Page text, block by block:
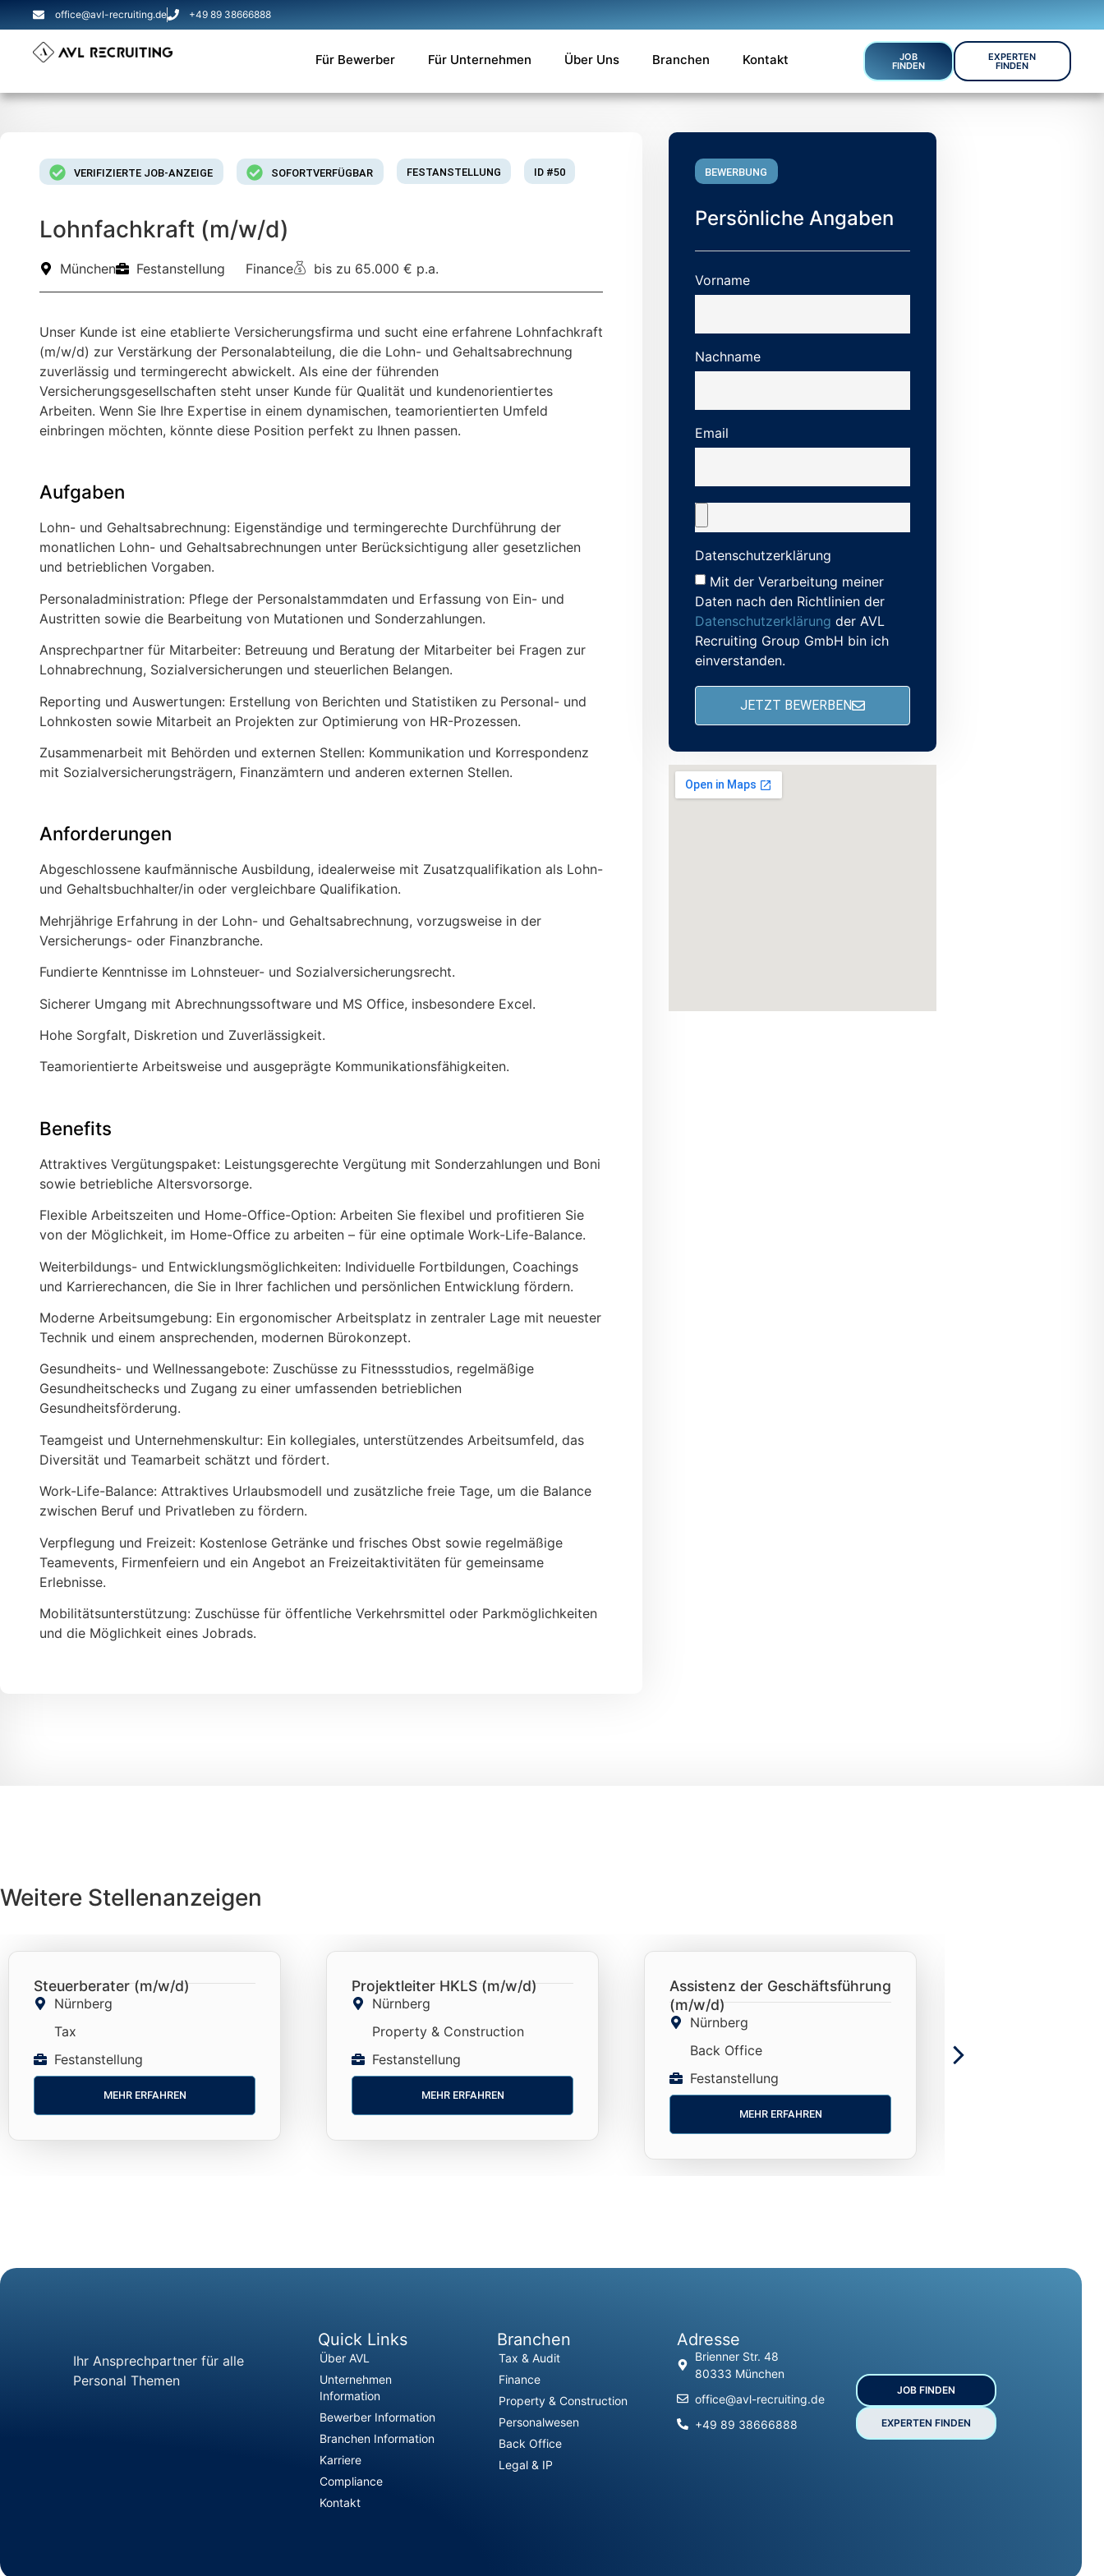
office@avl-recruiting.de +49 89 38666888
Für Bewerber Für Unternehmen Über Uns Branchen Kontakt JOB
FINDEN
EXPERTEN
FINDEN
VERIFIZIERTE JOB-ANZEIGE SOFORTVERFÜGBAR FESTANSTELLUNG ID #50
Lohnfachkraft (m/w/d)
München Festanstellung Finance bis zu 65.000 € p.a.
Unser Kunde ist eine etablierte Versicherungsfirma und sucht eine erfahrene Lohnfachkraft
(m/w/d) zur Verstärkung der Personalabteilung, die die Lohn- und Gehaltsabrechnung
zuverlässig und termingerecht abwickelt. Als eine der führenden
Versicherungsgesellschaften steht unser Kunde für Qualität und kundenorientiertes
Arbeiten. Wenn Sie Ihre Expertise in einem dynamischen, teamorientierten Umfeld
einbringen möchten, könnte diese Position perfekt zu Ihnen passen.
Aufgaben
Lohn- und Gehaltsabrechnung: Eigenständige und termingerechte Durchführung der
monatlichen Lohn- und Gehaltsabrechnungen unter Berücksichtigung aller gesetzlichen
und betrieblichen Vorgaben.
Personaladministration: Pflege der Personalstammdaten und Erfassung von Ein- und
Austritten sowie die Bearbeitung von Mutationen und Sonderzahlungen.
Ansprechpartner für Mitarbeiter: Betreuung und Beratung der Mitarbeiter bei Fragen zur
Lohnabrechnung, Sozialversicherungen und steuerlichen Belangen.
Reporting und Auswertungen: Erstellung von Berichten und Statistiken zu Personal- und
Lohnkosten sowie Mitarbeit an Projekten zur Optimierung von HR-Prozessen.
Zusammenarbeit mit Behörden und externen Stellen: Kommunikation und Korrespondenz
mit Sozialversicherungsträgern, Finanzämtern und anderen externen Stellen.
Anforderungen
Abgeschlossene kaufmännische Ausbildung, idealerweise mit Zusatzqualifikation als Lohn-
und Gehaltsbuchhalter/in oder vergleichbare Qualifikation.
Mehrjährige Erfahrung in der Lohn- und Gehaltsabrechnung, vorzugsweise in der
Versicherungs- oder Finanzbranche.
Fundierte Kenntnisse im Lohnsteuer- und Sozialversicherungsrecht.
Sicherer Umgang mit Abrechnungssoftware und MS Office, insbesondere Excel.
Hohe Sorgfalt, Diskretion und Zuverlässigkeit.
Teamorientierte Arbeitsweise und ausgeprägte Kommunikationsfähigkeiten.
Benefits
Attraktives Vergütungspaket: Leistungsgerechte Vergütung mit Sonderzahlungen und Boni
sowie betriebliche Altersvorsorge.
Flexible Arbeitszeiten und Home-Office-Option: Arbeiten Sie flexibel und profitieren Sie
von der Möglichkeit, im Home-Office zu arbeiten – für eine optimale Work-Life-Balance.
Weiterbildungs- und Entwicklungsmöglichkeiten: Individuelle Fortbildungen, Coachings
und Karrierechancen, die Sie in Ihrer fachlichen und persönlichen Entwicklung fördern.
Moderne Arbeitsumgebung: Ein ergonomischer Arbeitsplatz in zentraler Lage mit neuester
Technik und einem ansprechenden, modernen Bürokonzept.
Gesundheits- und Wellnessangebote: Zuschüsse zu Fitnessstudios, regelmäßige
Gesundheitschecks und Zugang zu einer umfassenden betrieblichen
Gesundheitsförderung.
Teamgeist und Unternehmenskultur: Ein kollegiales, unterstützendes Arbeitsumfeld, das
Diversität und Teamarbeit schätzt und fördert.
Work-Life-Balance: Attraktives Urlaubsmodell und zusätzliche freie Tage, um die Balance
zwischen Beruf und Privatleben zu fördern.
Verpflegung und Freizeit: Kostenlose Getränke und frisches Obst sowie regelmäßige
Teamevents, Firmenfeiern und ein Angebot an Freizeitaktivitäten für gemeinsame
Erlebnisse.
Mobilitätsunterstützung: Zuschüsse für öffentliche Verkehrsmittel oder Parkmöglichkeiten
und die Möglichkeit eines Jobrads.
BEWERBUNG
Persönliche Angaben
Vorname
Nachname
Email
Datenschutzerklärung
Mit der Verarbeitung meiner
Daten nach den Richtlinien der
Datenschutzerklärung der AVL
Recruiting Group GmbH bin ich
einverstanden.
JETZT BEWERBEN
Weitere Stellenanzeigen
Steuerberater (m/w/d)
Nürnberg
Tax
Festanstellung
MEHR ERFAHREN
Projektleiter HKLS (m/w/d)
Nürnberg
Property & Construction
Festanstellung
MEHR ERFAHREN
Assistenz der Geschäftsführung
(m/w/d)
Nürnberg
Back Office
Festanstellung
MEHR ERFAHREN
Ihr Ansprechpartner für alle
Personal Themen
Quick Links
Über AVL
Unternehmen
Information
Bewerber Information
Branchen Information
Karriere
Compliance
Kontakt
Branchen
Tax & Audit
Finance
Property & Construction
Personalwesen
Back Office
Legal & IP
Adresse
Brienner Str. 48
80333 München
office@avl-recruiting.de
+49 89 38666888
JOB FINDEN
EXPERTEN FINDEN